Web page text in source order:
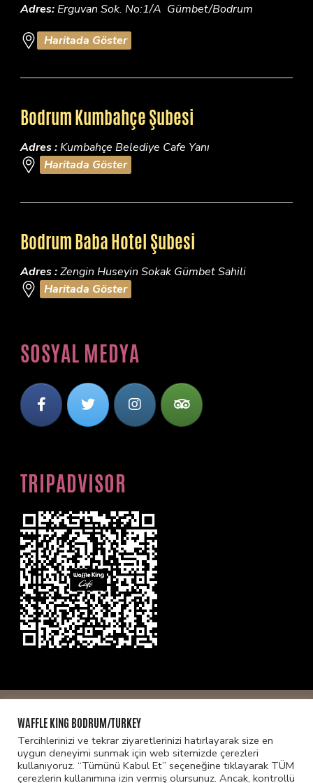
Adres:Erguvan Sok. No:1/A Gümbet/Bodrum
Haritada Göster
Bodrum Kumbahçe Şubesi
Adres :Kumbahçe Belediye Cafe Yanı
Haritada Göster
Bodrum Baba Hotel Şubesi
Adres :Zengin Huseyin Sokak Gümbet Sahili
Haritada Göster
SOSYAL MEDYA
TRIPADVISOR
© Telif hakkı2026WAFFLE KİNG BODRUM
Güvenlik Politikası
WAFFLE KING BODRUM/TURKEY
Tercihlerinizi ve tekrar ziyaretlerinizi hatırlayarak size en
uygun deneyimi sunmak için web sitemizde çerezleri
kullanıyoruz. “Tümünü Kabul Et” seçeneğine tıklayarak TÜM
çerezlerin kullanımına izin vermiş olursunuz. Ancak, kontrollü